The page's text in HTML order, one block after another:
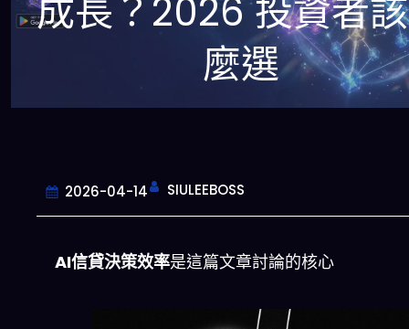
成長？2026 投資者
麼選
2026-04-14 SIULEEBOSS
AI信貸決策效率是這篇文章討論的核心